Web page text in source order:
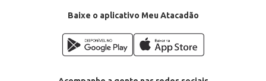
Baixe o aplicativo Meu Atacadão